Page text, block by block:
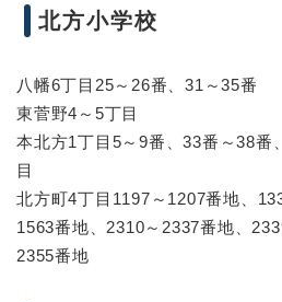
北方小学校
八幡6丁目25～26番、31～35番
東菅野4～5丁目
本北方1丁目5～9番、33番～38番
目
北方町4丁目1197～1207番地、
1563番地、2310～2337番地、
2355番地